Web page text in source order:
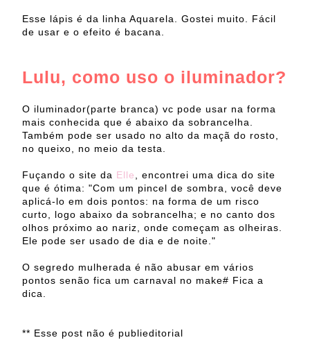
Esse lápis é da linha Aquarela. Gostei muito. Fácil
de usar e o efeito é bacana.
Lulu, como uso o iluminador?
O iluminador(parte branca) vc pode usar na forma
mais conhecida que é abaixo da sobrancelha.
Também pode ser usado no alto da maçã do rosto,
no queixo, no meio da testa.
Fuçando o site da Elle, encontrei uma dica do site
que é ótima: "Com um pincel de sombra, você deve
aplicá-lo em dois pontos: na forma de um risco
curto, logo abaixo da sobrancelha; e no canto dos
olhos próximo ao nariz, onde começam as olheiras.
Ele pode ser usado de dia e de noite."
O segredo mulherada é não abusar em vários
pontos senão fica um carnaval no make# Fica a
dica.
** Esse post não é publieditorial